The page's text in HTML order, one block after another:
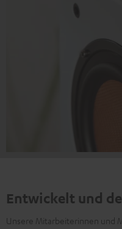
Entwickelt und
Unsere Mitarbeiterinnen und